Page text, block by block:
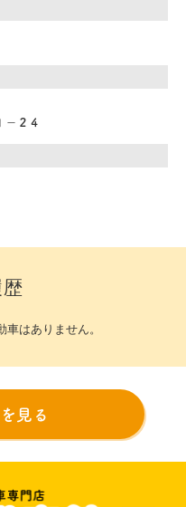
２４
はありません。
見る